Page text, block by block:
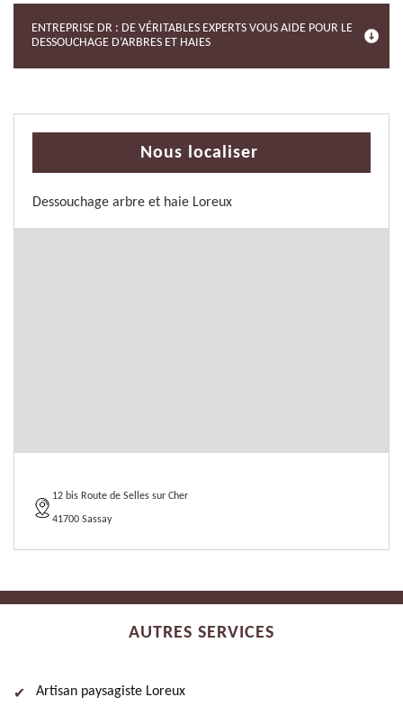
ENTREPRISE DR : DE VÉRITABLES EXPERTS VOUS AIDE POUR LE
DESSOUCHAGE D’ARBRES ET HAIES
Nous localiser
Dessouchage arbre et haie Loreux
12 bis Route de Selles sur Cher
41700 Sassay
AUTRES SERVICES
Artisan paysagiste Loreux